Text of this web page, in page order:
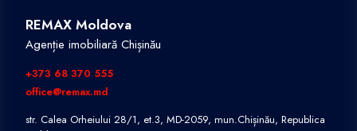
REMAX Moldova
Agenție imobiliară Chișinău
+373 68 370 555
office@remax.md
str. Calea Orheiului 28/1, et.3, MD-2059, mun.Chișinău, Republica